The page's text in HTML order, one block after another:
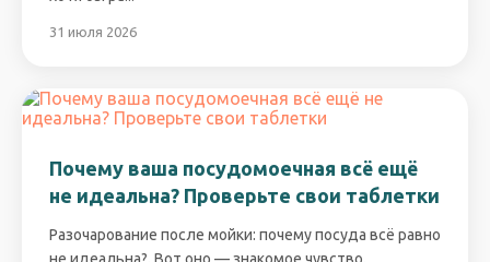
31 июля 2026
Почему ваша посудомоечная всё ещё
не идеальна? Проверьте свои таблетки
Разочарование после мойки: почему посуда всё равно